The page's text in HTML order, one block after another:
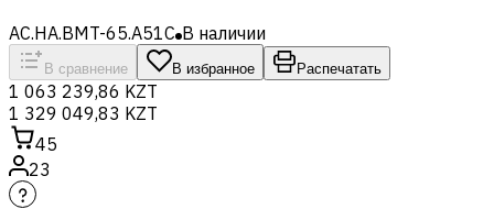
AC.HA.BMT-65.A51C В наличии
В сравнение В избранное Распечатать
1 063 239,86 KZT
1 329 049,83 KZT
45
23